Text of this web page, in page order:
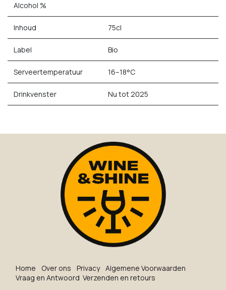
Alcohol %
Inhoud 75cl
Label Bio
Serveertemperatuur 16–18°C
Drinkvenster Nu tot 2025
Ho​me O​ve​r on​s Privacy Algemene Voorwaarden
Vraag en Antwoord Verzenden en retours